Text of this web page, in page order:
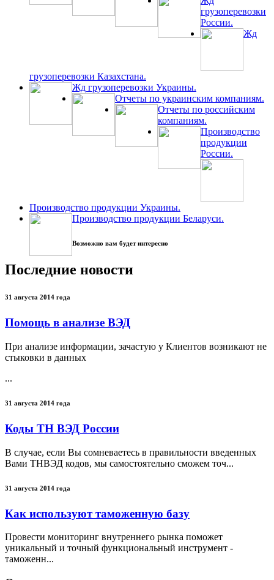
грузоперевозки
России.
Жд
грузоперевозки Казахстана.
Жд грузоперевозки Украины.
Отчеты по украинским компаниям.
Отчеты по российским
компаниям.
Производство
продукции
России.
Производство продукции Украины.
Производство продукции Беларуси.
Возможно вам будет интересно
Последние новости
31 августа 2014 года
Помощь в анализе ВЭД
При анализе информации, зачастую у Клиентов возникают не
стыковки в данных
...
31 августа 2014 года
Коды ТН ВЭД России
В случае, если Вы сомневаетесь в правильности введенных
Вами ТНВЭД кодов, мы самостоятельно сможем точ...
31 августа 2014 года
Как используют таможенную базу
Провести мониторинг внутреннего рынка поможет
уникальный и точный функциональный инструмент -
таможенн...